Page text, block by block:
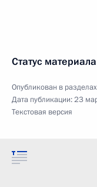
Статус материала
Опубликован в
Дата публикации:23
Текстовая версия